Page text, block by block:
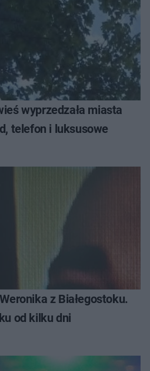
wyprzedzała miasta
telefon i luksusowe
z Białegostoku.
od kilku dni